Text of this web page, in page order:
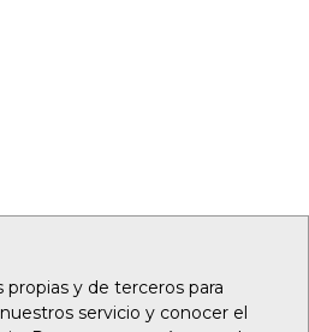
y de terceros para
servicio y conocer el